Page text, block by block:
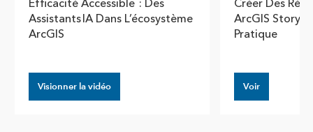
Efficacité Accessible : Des
Assistants IA Dans L’écosystème
ArcGIS
Visionner la vidéo
Créer Des
ArcGIS
Pratique
Voir